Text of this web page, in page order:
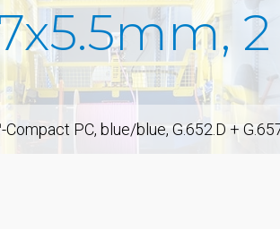
PC, blue/blue, G.652.D +